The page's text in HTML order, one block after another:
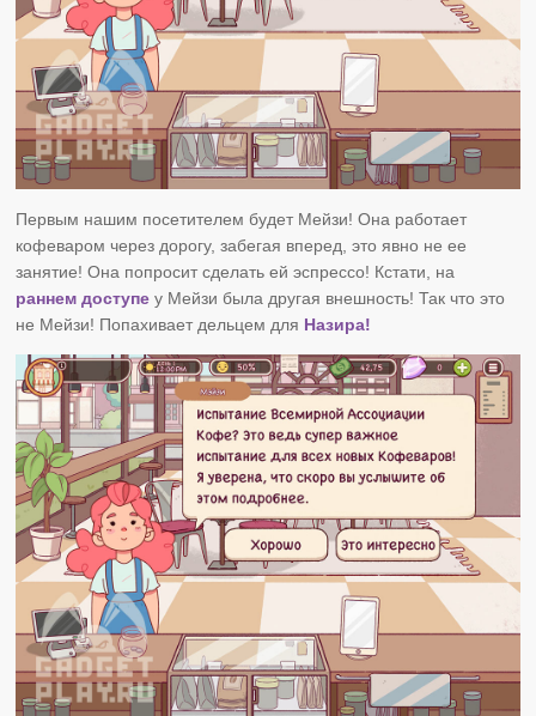
Первым нашим посетителем будет Мейзи! Она работает
кофеваром через дорогу, забегая вперед, это явно не ее
занятие! Она попросит сделать ей эспрессо! Кстати, на
раннем доступе у Мейзи была другая внешность! Так что это
не Мейзи! Попахивает дельцем для Назира!